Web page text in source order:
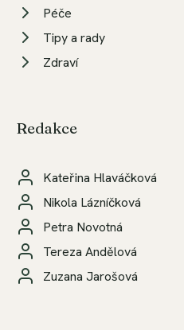
Péče
Tipy a rady
Zdraví
Redakce
Kateřina Hlaváčková
Nikola Lázníčková
Petra Novotná
Tereza Andělová
Zuzana Jarošová